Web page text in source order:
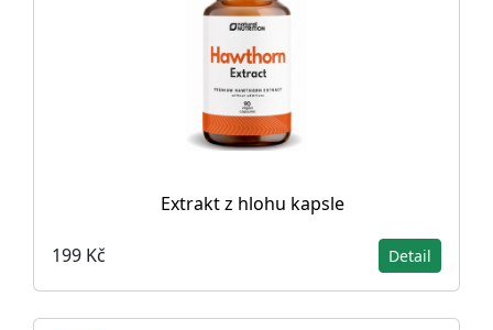
Extrakt z hlohu kapsle
199 Kč Detail